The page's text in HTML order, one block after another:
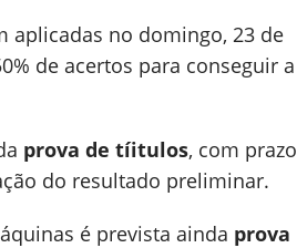
aplicadas no domingo, 23 de
de acertos para conseguir a
prova de tíitulos, com prazo
do resultado preliminar.
é prevista ainda prova